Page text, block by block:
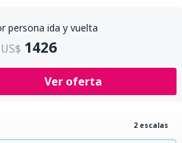
persona ida y vuelta
US$ 1426
Ver oferta
2 escalas